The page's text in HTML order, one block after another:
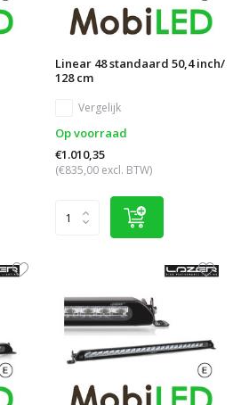
Linear 48 standaard 50,4 inch/
128 cm
Vergelijk
Op voorraad
€1.010,35
(€835,00 excl. BTW)